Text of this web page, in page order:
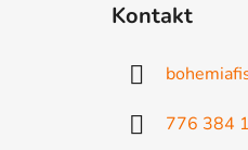
Kontakt
776 384